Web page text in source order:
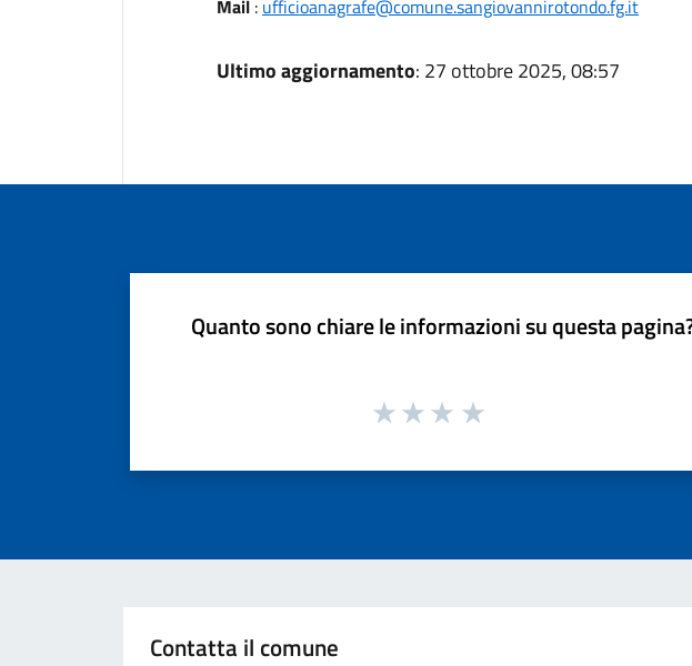
Mail: ufficioanagrafe@comune.sangiovannirotondo.fg.it
Ultimo aggiornamento: 27 ottobre 2025, 08:57
Quanto sono chiare le informazioni su questa
Contatta il comune